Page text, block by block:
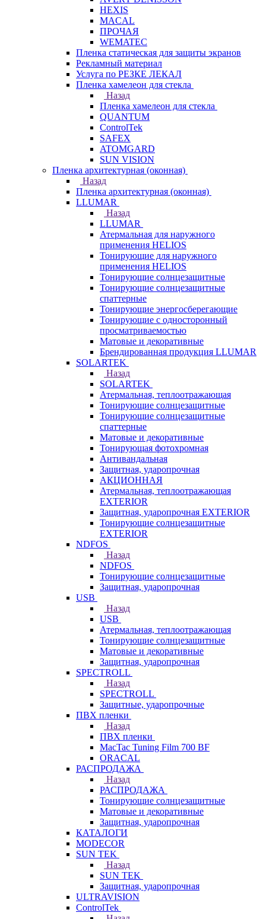
HEXIS
MACAL
ПРОЧАЯ
WEMATEC
Пленка статическая для защиты экранов
Рекламный материал
Услуга по РЕЗКЕ ЛЕКАЛ
Пленка хамелеон для стекла
Назад
Пленка хамелеон для стекла
QUANTUM
ControlTek
SAFEX
ATOMGARD
SUN VISION
Пленка архитектурная (оконная)
Назад
Пленка архитектурная (оконная)
LLUMAR
Назад
LLUMAR
Атермальная для наружного
применения HELIOS
Тонирующие для наружного
применения HELIOS
Тонирующие солнцезащитные
Тонирующие солнцезащитные
спаттерные
Тонирующие энергосберегающие
Тонирующие с односторонный
просматриваемостью
Матовые и декоративные
Брендированная продукция LLUMAR
SOLARTEK
Назад
SOLARTEK
Атермальная, теплоотражающая
Тонирующие солнцезащитные
Тонирующие солнцезащитные
спаттерные
Матовые и декоративные
Тонирующая фотохромная
Антивандальная
Защитная, ударопрочная
АКЦИОННАЯ
Атермальная, теплоотражающая
EXTERIOR
Защитная, ударопрочная EXTERIOR
Тонирующие солнцезащитные
EXTERIOR
NDFOS
Назад
NDFOS
Тонирующие солнцезащитные
Защитная, ударопрочная
USB
Назад
USB
Атермальная, теплоотражающая
Тонирующие солнцезащитные
Матовые и декоративные
Защитная, ударопрочная
SPECTROLL
Назад
SPECTROLL
Защитные, ударопрочные
ПВХ пленки
Назад
ПВХ пленки
MacTac Tuning Film 700 BF
ORACAL
РАСПРОДАЖА
Назад
РАСПРОДАЖА
Тонирующие солнцезащитные
Матовые и декоративные
Защитная, ударопрочная
КАТАЛОГИ
MODECOR
SUN TEK
Назад
SUN TEK
Защитная, ударопрочная
ULTRAVISION
ControlTek